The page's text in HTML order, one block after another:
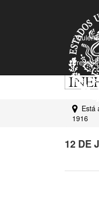
Está
1916
12 DE